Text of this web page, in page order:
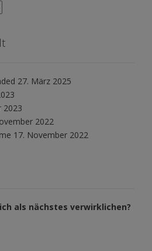
27. März 2025
2023
2022
17. November 2022
als nächstes verwirklichen?